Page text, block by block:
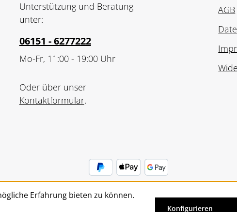
Unterstützung und Beratung
unter:
06151 - 6277222
Mo-Fr, 11:00 - 19:00 Uhr
Oder über unser
Kontaktformular.
AGB
Erfahrung bieten zu können.
Konfigurieren